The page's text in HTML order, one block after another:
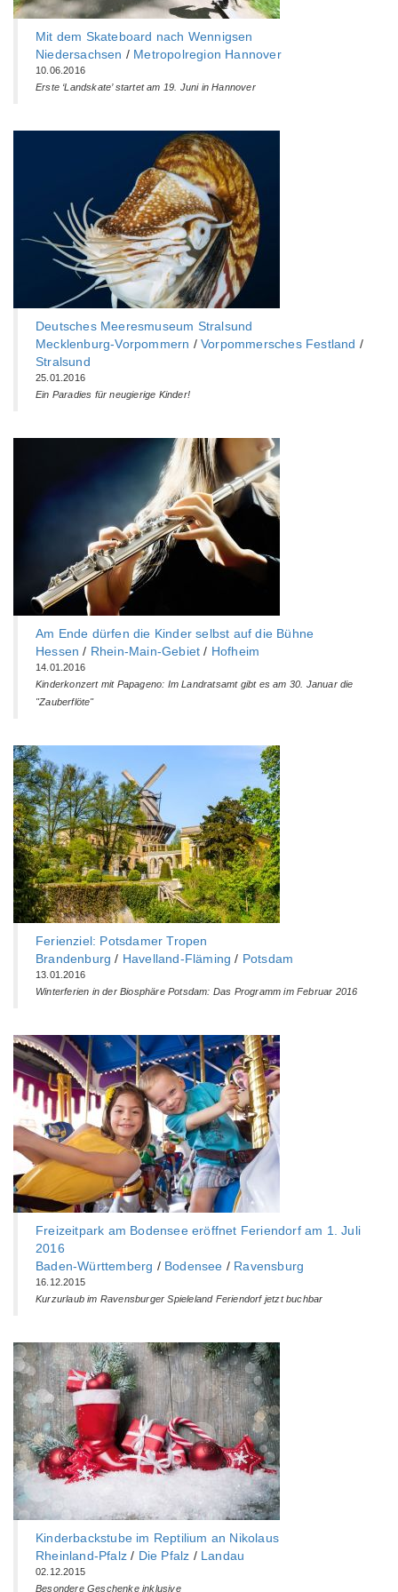
Mit dem Skateboard nach Wennigsen
Niedersachsen / Metropolregion Hannover
10.06.2016
Erste ‘Landskate’ startet am 19. Juni in Hannover
Deutsches Meeresmuseum Stralsund
Mecklenburg-Vorpommern /Vorpommersches Festland /
Stralsund
25.01.2016
Ein Paradies für neugierige Kinder!
Am Ende dürfen die Kinder selbst auf die Bühne
Hessen / Rhein-Main-Gebiet / Hofheim
14.01.2016
Kinderkonzert mit Papageno: Im Landratsamt gibt es am 30. Januar die
"Zauberflöte"
Ferienziel: Potsdamer Tropen
Brandenburg / Havelland-Fläming / Potsdam
13.01.2016
Winterferien in der Biosphäre Potsdam: Das Programm im Februar 2016
Freizeitpark am Bodensee eröffnet Feriendorf am 1. Juli
2016
Baden-Württemberg‎ / Bodensee / Ravensburg
16.12.2015
Kurzurlaub im Ravensburger Spieleland Feriendorf jetzt buchbar
Kinderbackstube im Reptilium an Nikolaus
Rheinland-Pfalz / Die Pfalz / Landau
02.12.2015
Besondere Geschenke inklusive